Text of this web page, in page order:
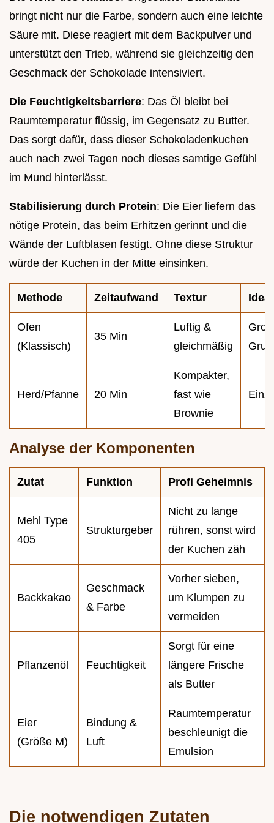
bringt nicht nur die Farbe, sondern auch eine leichte
Säure mit. Diese reagiert mit dem Backpulver und
unterstützt den Trieb, während sie gleichzeitig den
Geschmack der Schokolade intensiviert.
Die Feuchtigkeitsbarriere: Das Öl bleibt bei
Raumtemperatur flüssig, im Gegensatz zu Butter.
Das sorgt dafür, dass dieser Schokoladenkuchen
auch nach zwei Tagen noch dieses samtige Gefühl
im Mund hinterlässt.
Stabilisierung durch Protein: Die Eier liefern das
nötige Protein, das beim Erhitzen gerinnt und die
Wände der Luftblasen festigt. Ohne diese Struktur
würde der Kuchen in der Mitte einsinken.
Methode Zeitaufwand Textur
Ofen
(Klassisch)
35 Min
Luftig &
gleichmäßig
Herd/Pfanne 20 Min
Kompakter,
fast wie
Brownie
Analyse der Komponenten
Zutat Funktion Profi Geheimnis
Mehl Type
405
Strukturgeber
Nicht zu lange
rühren, sonst wird
der Kuchen zäh
Backkakao
Geschmack
& Farbe
Vorher sieben,
um Klumpen zu
vermeiden
Pflanzenöl Feuchtigkeit
Sorgt für eine
längere Frische
als Butter
Eier
(Größe M)
Bindung &
Luft
Raumtemperatur
beschleunigt die
Emulsion
Die notwendigen Zutaten